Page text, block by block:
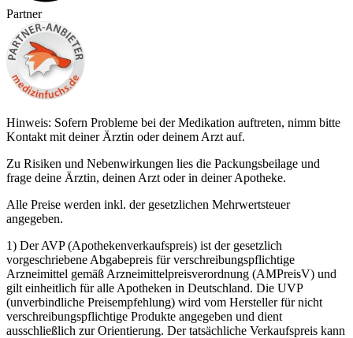
Partner
Hinweis: Sofern Probleme bei der Medikation auftreten, nimm bitte
Kontakt mit deiner Ärztin oder deinem Arzt auf.
Zu Risiken und Nebenwirkungen lies die Packungsbeilage und
frage deine Ärztin, deinen Arzt oder in deiner Apotheke.
Alle Preise werden inkl. der gesetzlichen Mehrwertsteuer
angegeben.
1) Der AVP (Apothekenverkaufspreis) ist der gesetzlich
vorgeschriebene Abgabepreis für verschreibungspflichtige
Arzneimittel gemäß Arzneimittelpreisverordnung (AMPreisV) und
gilt einheitlich für alle Apotheken in Deutschland. Die UVP
(unverbindliche Preisempfehlung) wird vom Hersteller für nicht
verschreibungspflichtige Produkte angegeben und dient
ausschließlich zur Orientierung. Der tatsächliche Verkaufspreis kann